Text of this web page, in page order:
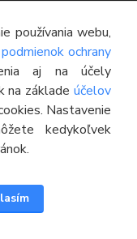
používania webu,
podmienok ochrany
aj na účely
na základeúčelov
Nastavenie
kedykoľvek